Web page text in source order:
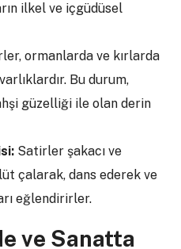
ilkel ve içgüdüsel
ormanlarda ve kırlarda
Bu durum,
güzelliği ile olan derin
Satirler şakacı ve
çalarak, dans ederek ve
eğlendirirler.
ve Sanatta